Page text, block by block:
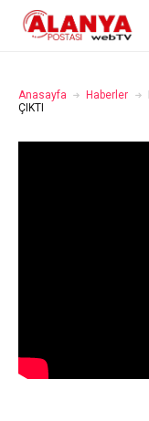
Anasayfa Haberler
ÇIKTI